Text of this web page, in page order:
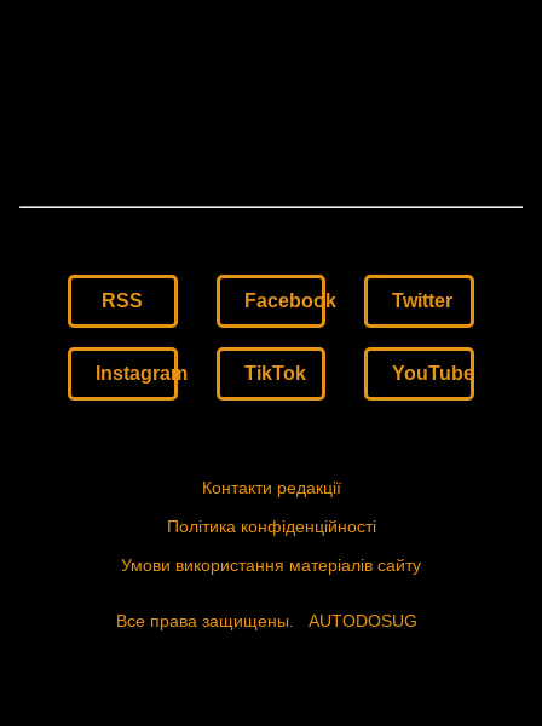
RSS Facebook Twitter
Instagram TikTok YouTube
Контакти редакції
Політика конфіденційності
Умови використання матеріалів сайту
Все права защищены. AUTODOSUG